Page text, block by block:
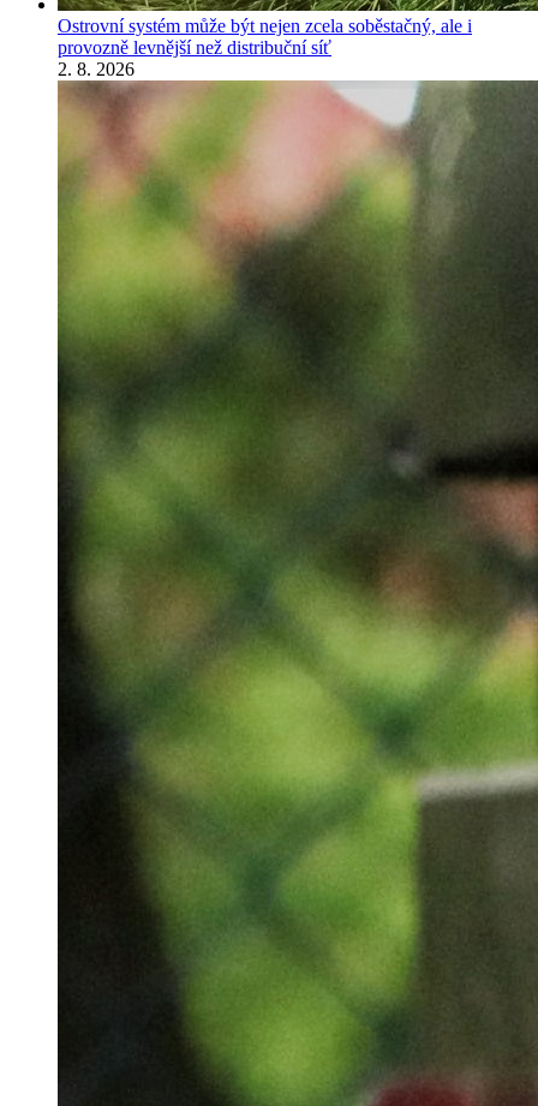
Ostrovní systém může být nejen zcela soběstačný, ale i
provozně levnější než distribuční síť
2. 8. 2026